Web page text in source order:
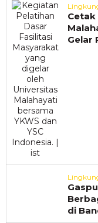
Cetak
Gelar
di